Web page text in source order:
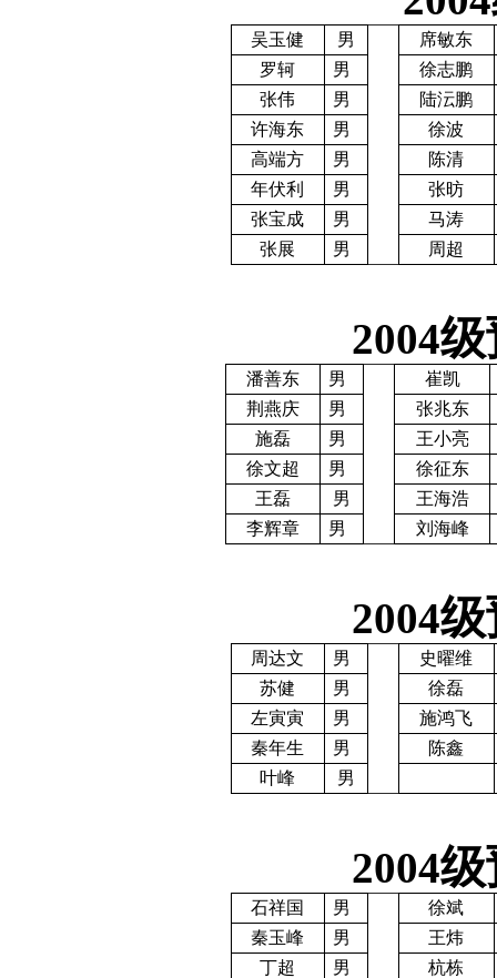
吴玉健 男
席敏东
罗轲
男
徐志鹏
张伟
男
陆沄鹏
许海东
男
徐波
高端方
男
陈清
年伏利
男
张昉
张宝成
男
马涛
张展
男 周超
2004级
潘善东 男
崔凯
荆燕庆
男
张兆东
施磊
男
王小亮
徐文超
男
徐征东
王磊
男
王海浩
李辉章
男 刘海峰
2004级
周达文 男
史曜维
苏健
男
徐磊
左寅寅
男
施鸿飞
秦年生
男
陈鑫
叶峰
男
2004级
石祥国 男
徐斌
秦玉峰
男
王炜
丁超
男
杭栋